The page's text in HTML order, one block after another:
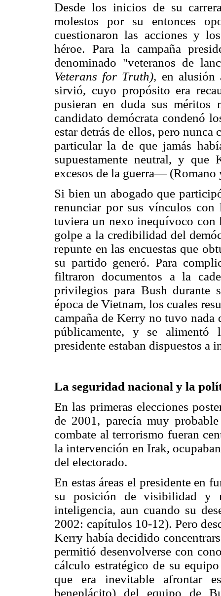
Desde los inicios de su
molestos por su entonces
cuestionaron las acciones y
héroe. Para la campaña
denominado "veteranos de
Veterans for Truth), en alusión
sirvió, cuyo propósito era
pusieran en duda sus
candidato demócrata condenó
estar detrás de ellos, pero nunca
particular la de que jamás
supuestamente neutral, y que
excesos de la guerra— (Romano
Si bien un abogado que
renunciar por sus vínculos con
tuviera un nexo inequívoco con
golpe a la credibilidad del
repunte en las encuestas que
su partido generó. Para
filtraron documentos a la
privilegios para Bush durante
época de Vietnam, los cuales
campaña de Kerry no tuvo
públicamente, y se alimentó
presidente estaban dispuestos a
La seguridad nacional y la
En las primeras elecciones
de 2001, parecía muy
combate al terrorismo fueran
la intervención en Irak,
del electorado.
En estas áreas el presidente en
su posición de visibilidad y
inteligencia, aun cuando su
2002: capítulos 10-12). Pero
Kerry había decidido
permitió desenvolverse con
cálculo estratégico de su
que era inevitable afrontar
beneplácito) del equipo de